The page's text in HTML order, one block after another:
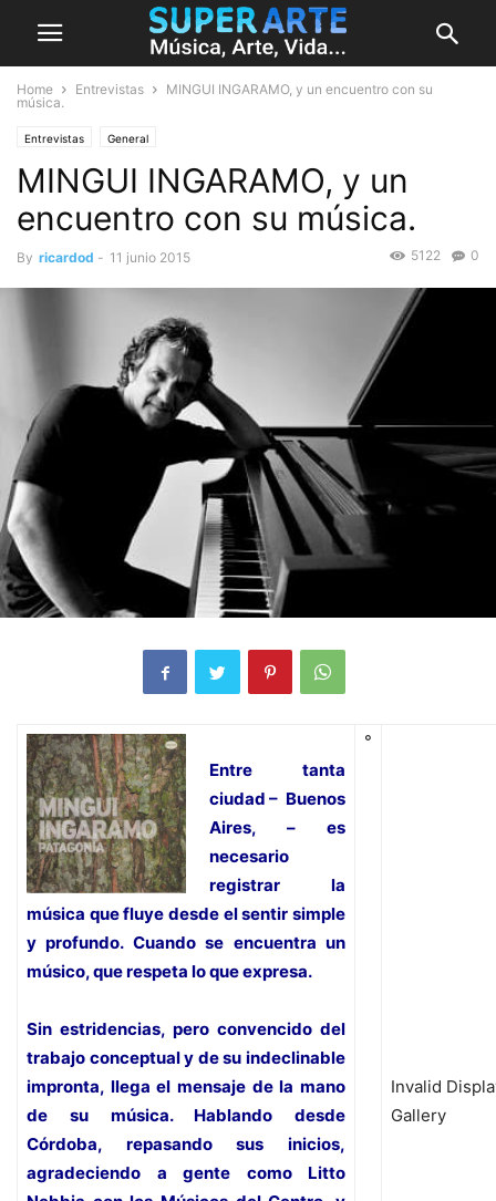
Home Entrevistas
MINGUI INGARAMO, y un encuentro con su
música.
Entrevistas General
MINGUI INGARAMO, y un
encuentro con su música.
By ricardod - 11 junio 2015 0
5122
Entre tanta
ciudad – Buenos
Aires, – es
necesario
registrar la
música que fluye desde el sentir simple
y profundo. Cuando se encuentra un
músico, que respeta lo que expresa.
Sin estridencias, pero convencido del
trabajo conceptual y de su indeclinable
impronta, llega el mensaje de la mano
de su música. Hablando desde
Córdoba, repasando sus inicios,
agradeciendo a gente como Litto
°
Invalid
Gallery